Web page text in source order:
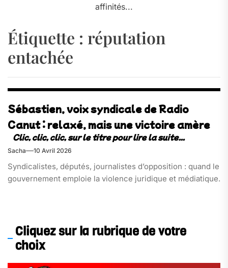
affinités...
Étiquette : réputation
entachée
Sébastien, voix syndicale de Radio
Canut : relaxé, mais une victoire amère
Sacha 10 Avril 2026
Syndicalistes, députés, journalistes d’opposition : quand le
gouvernement emploie la violence juridique et médiatique.
Cliquez sur la rubrique de votre
choix